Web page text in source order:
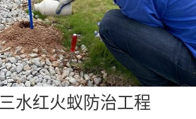
三水红火蚁防治工程